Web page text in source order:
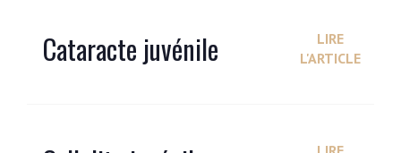
Cataracte juvénile
LIRE
L'ARTICLE